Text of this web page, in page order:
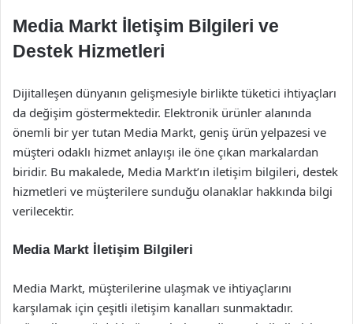
Media Markt İletişim Bilgileri ve
Destek Hizmetleri
Dijitalleşen dünyanın gelişmesiyle birlikte tüketici ihtiyaçları
da değişim göstermektedir. Elektronik ürünler alanında
önemli bir yer tutan Media Markt, geniş ürün yelpazesi ve
müşteri odaklı hizmet anlayışı ile öne çıkan markalardan
biridir. Bu makalede, Media Markt’ın iletişim bilgileri, destek
hizmetleri ve müşterilere sunduğu olanaklar hakkında bilgi
verilecektir.
Media Markt İletişim Bilgileri
Media Markt, müşterilerine ulaşmak ve ihtiyaçlarını
karşılamak için çeşitli iletişim kanalları sunmaktadır.